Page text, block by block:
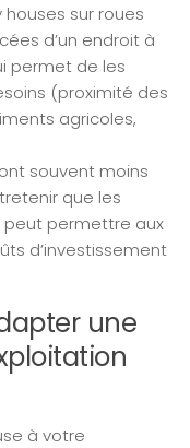
houses sur roues
d’un endroit à
permet de les
(proximité des
agricoles,
souvent moins
que les
peut permettre aux
d’investissement
une
à votre